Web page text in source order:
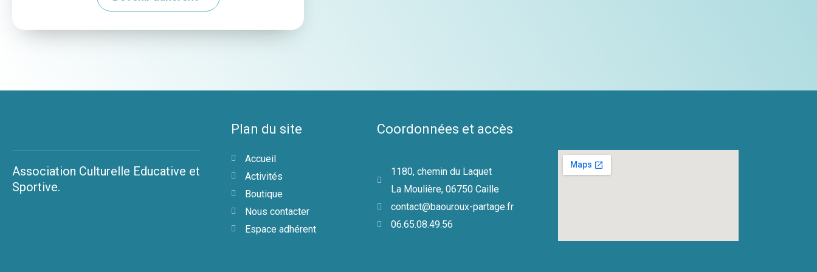
Association Culturelle Educative et
Sportive.
Plan du site
Accueil
Activités
Boutique
Nous contacter
Espace adhérent
Coordonnées et accès
1180, chemin du Laquet
La Moulière, 06750 Caille
contact@baouroux-partage.fr
06.65.08.49.56